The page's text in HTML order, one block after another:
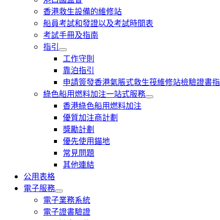
香港救生設備的維修站
船員考試和發證以及考試時間表
考試手冊及指南
指引
工作守則
靠泊指引
申請簽發香港氣脹式救生筏維修站檢驗證書
綠色船用燃料加注一站式服務
香港綠色船用燃料加注
優質加注商計劃
獎勵計劃
優先使用錨地
常見問題
其他連結
公用表格
電子服務
電子業務系統
電子證書驗證